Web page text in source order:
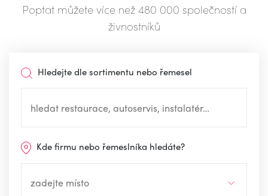
Poptat můžete více než 480 000 společností a
živnostníků
Hledejte dle sortimentu nebo řemesel
Kde firmu nebo řemeslníka hledáte?